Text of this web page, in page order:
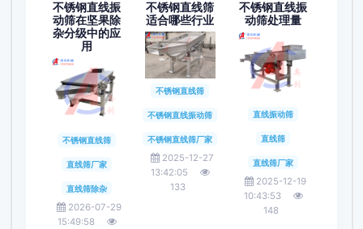
不锈钢直线振
动筛在坚果除
杂分级中的应
用
不锈钢直线筛
直线筛厂家
直线筛除杂
2026-07-29
15:49:58
不锈钢直线筛
适合哪些行业
不锈钢直线筛
不锈钢直线振动筛
不锈钢直线筛厂家
2025-12-27
13:42:05
133
不锈钢直线振
动筛处理量
直线振动筛
直线筛
直线筛厂家
2025-12-19
10:43:53
148